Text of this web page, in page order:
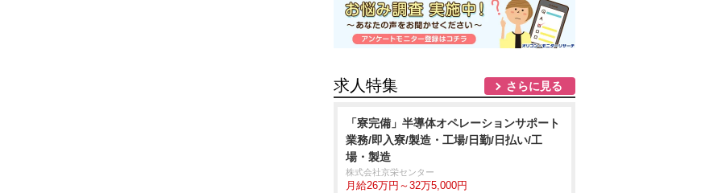
求人特集 さらに見る
「寮完備」半導体オペレーションサポート
業務/即入寮/製造・工場/日勤/日払い/工
場・製造
株式会社京栄センター
月給26万円～32万5,000円